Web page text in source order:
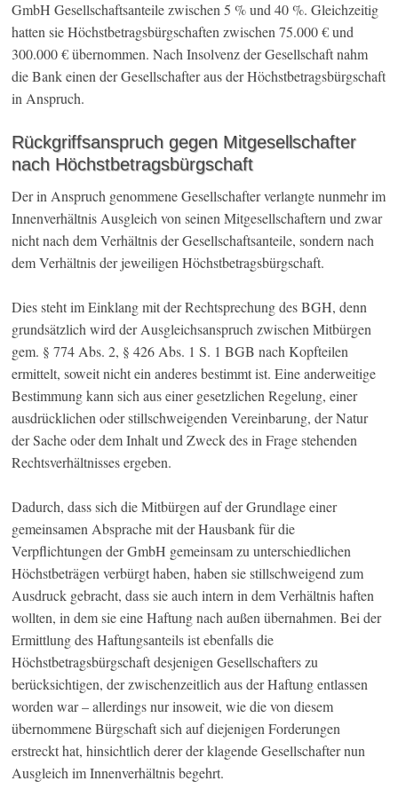
GmbH Gesellschaftsanteile zwischen 5 % und 40 %. Gleichzeitig
hatten sie Höchstbetragsbürgschaften zwischen 75.000 € und
300.000 € übernommen. Nach Insolvenz der Gesellschaft nahm
die Bank einen der Gesellschafter aus der Höchstbetragsbürgschaft
in Anspruch.
Rückgriffsanspruch gegen Mitgesellschafter
nach Höchstbetragsbürgschaft
Der in Anspruch genommene Gesellschafter verlangte nunmehr im
Innenverhältnis Ausgleich von seinen Mitgesellschaftern und zwar
nicht nach dem Verhältnis der Gesellschaftsanteile, sondern nach
dem Verhältnis der jeweiligen Höchstbetragsbürgschaft.
Dies steht im Einklang mit der Rechtsprechung des BGH, denn
grundsätzlich wird der Ausgleichsanspruch zwischen Mitbürgen
gem. § 774 Abs. 2, § 426 Abs. 1 S. 1 BGB nach Kopfteilen
ermittelt, soweit nicht ein anderes bestimmt ist. Eine anderweitige
Bestimmung kann sich aus einer gesetzlichen Regelung, einer
ausdrücklichen oder stillschweigenden Vereinbarung, der Natur
der Sache oder dem Inhalt und Zweck des in Frage stehenden
Rechtsverhältnisses ergeben.
Dadurch, dass sich die Mitbürgen auf der Grundlage einer
gemeinsamen Absprache mit der Hausbank für die
Verpflichtungen der GmbH gemeinsam zu unterschiedlichen
Höchstbeträgen verbürgt haben, haben sie stillschweigend zum
Ausdruck gebracht, dass sie auch intern in dem Verhältnis haften
wollten, in dem sie eine Haftung nach außen übernahmen. Bei der
Ermittlung des Haftungsanteils ist ebenfalls die
Höchstbetragsbürgschaft desjenigen Gesellschafters zu
berücksichtigen, der zwischenzeitlich aus der Haftung entlassen
worden war – allerdings nur insoweit, wie die von diesem
übernommene Bürgschaft sich auf diejenigen Forderungen
erstreckt hat, hinsichtlich derer der klagende Gesellschafter nun
Ausgleich im Innenverhältnis begehrt.